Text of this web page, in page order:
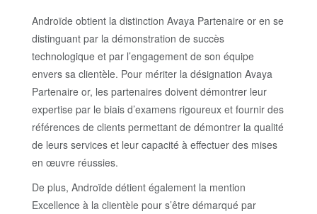
Androïde obtient la distinction Avaya Partenaire or en se
distinguant par la démonstration de succès
technologique et par l’engagement de son équipe
envers sa clientèle. Pour mériter la désignation Avaya
Partenaire or, les partenaires doivent démontrer leur
expertise par le biais d’examens rigoureux et fournir des
références de clients permettant de démontrer la qualité
de leurs services et leur capacité à effectuer des mises
en œuvre réussies.
De plus, Androïde détient également la mention
Excellence à la clientèle pour s’être démarqué par